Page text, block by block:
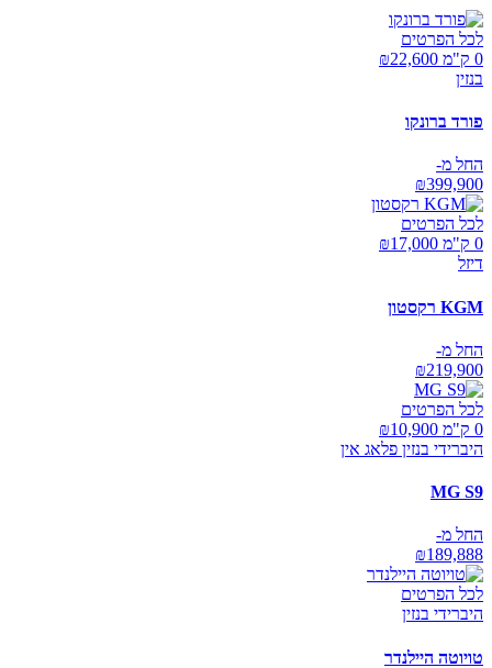
לכל הפרטים
0 ק"מ ₪
22,600
בנזין
פורד ברונקו
החל מ-
₪399,900
לכל הפרטים
0 ק"מ ₪
17,000
דיזל
KGM רקסטון
החל מ-
₪219,900
לכל הפרטים
0 ק"מ ₪
10,900
היברידי בנזין פלאג אין
MG S9
החל מ-
₪189,888
לכל הפרטים
היברידי בנזין
טויוטה היילנדר